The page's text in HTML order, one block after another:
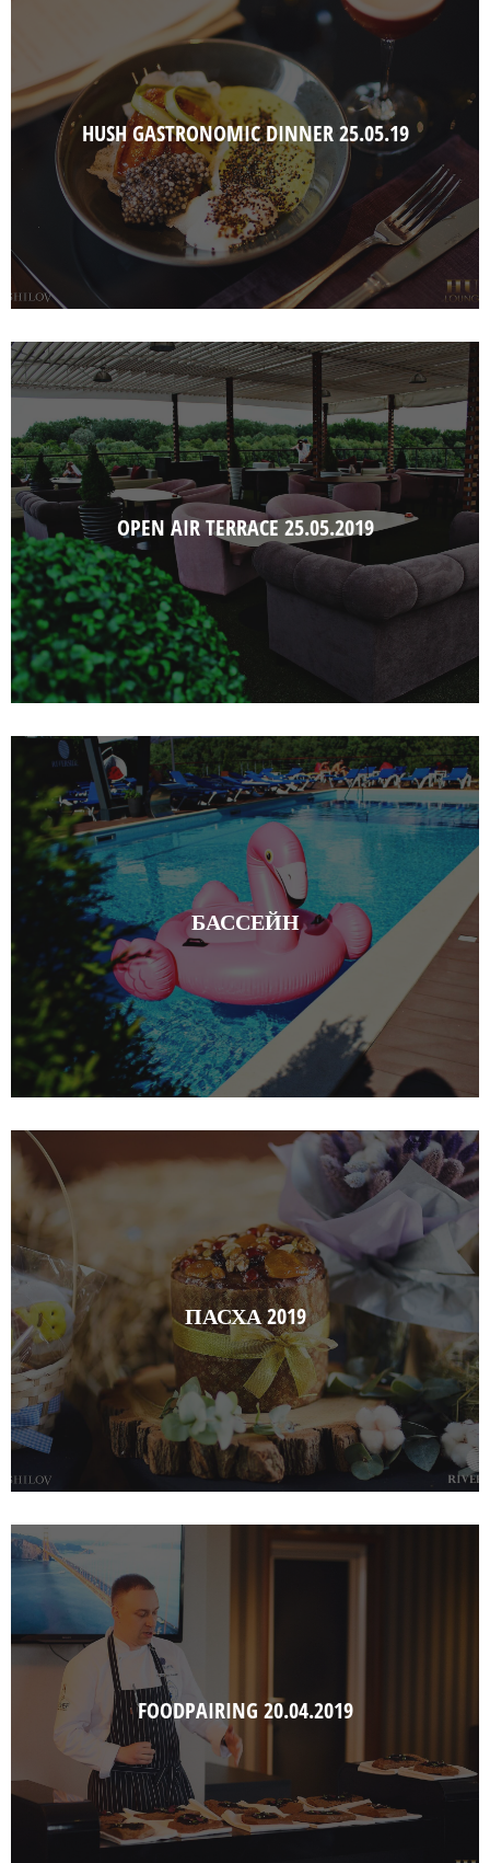
HUSH GASTRONOMIC DINNER 25.05.19
OPEN AIR TERRACE 25.05.2019
БАССЕЙН
ПАСХА 2019
FOODPAIRING 20.04.2019